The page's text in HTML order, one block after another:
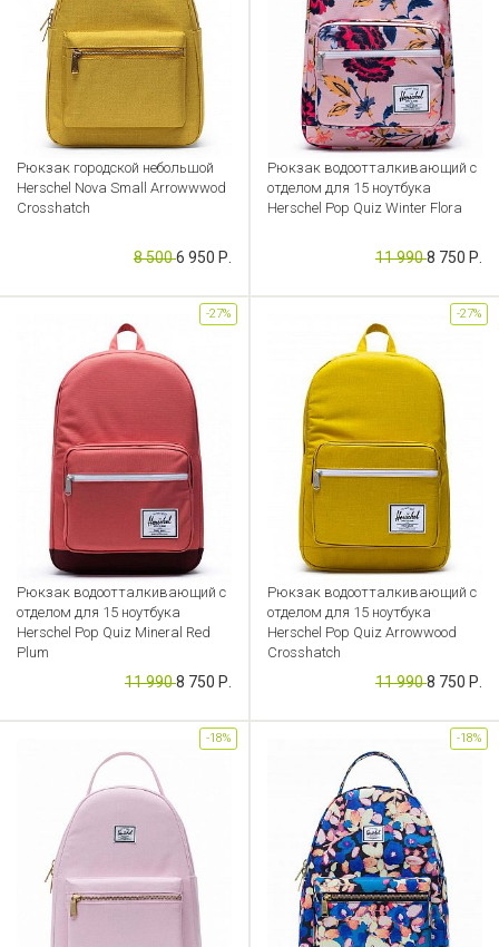
Рюкзак городской небольшой
Herschel Nova Small Arrowwwod
Crosshatch
Артикул: CB000041270
8 5006 950 Р.
Рюкзак водоотталкивающий с
отделом для 15 ноутбука
Herschel Pop Quiz Winter Flora
Артикул: CB000041288
11 9908 750 Р.
Рюкзак водоотталкивающий с
отделом для 15 ноутбука
Herschel Pop Quiz Mineral Red
Plum
Артикул: CB000041290
11 9908 750 Р.
-27%
Рюкзак водоотталкивающий с
отделом для 15 ноутбука
Herschel Pop Quiz Arrowwood
Crosshatch
Артикул: CB000041282
11 9908 750 Р.
-27%
-18% -18%